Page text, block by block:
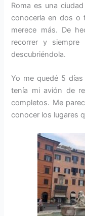
Roma es una
conocerla en dos o
merece más. De
recorrer y siempre
descubriéndola.
Yo me quedé 5
tenía mi avión de
completos. Me
conocer los lugares